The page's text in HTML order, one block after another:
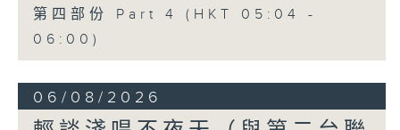
第四部份 Part 4 (HKT 05:04 -
06:00)
06/08/2026